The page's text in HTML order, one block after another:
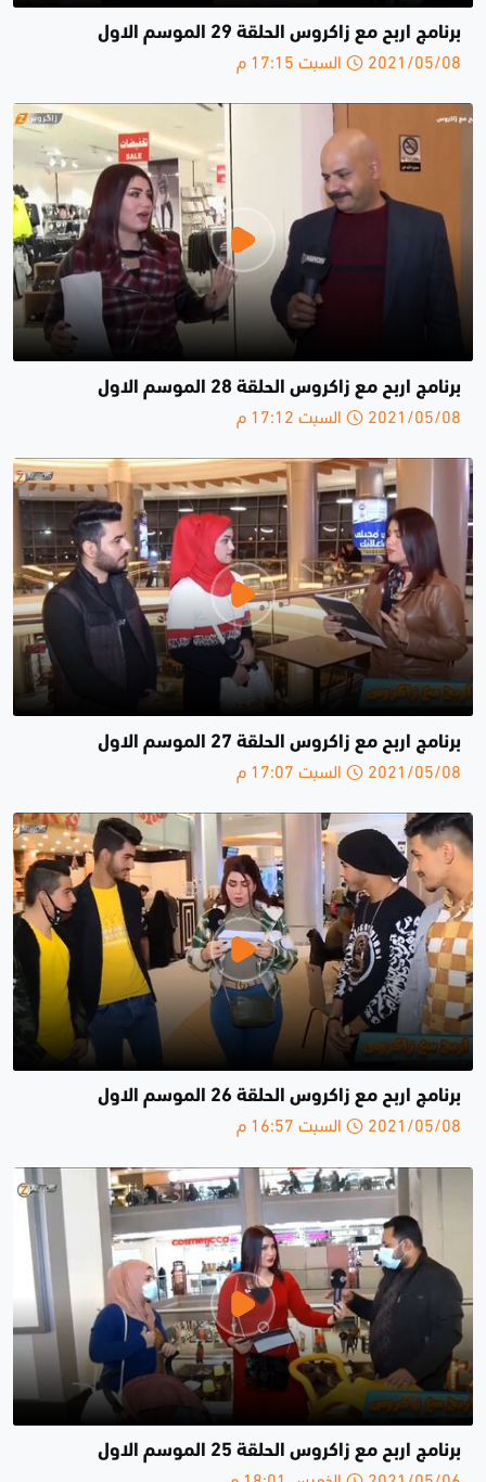
برنامج اربح مع زاكروس الحلقة 29 الموسم الاول
2021/05/08 السبت 17:15 م
برنامج اربح مع زاكروس الحلقة 28 الموسم الاول
2021/05/08 السبت 17:12 م
برنامج اربح مع زاكروس الحلقة 27 الموسم الاول
2021/05/08 السبت 17:07 م
برنامج اربح مع زاكروس الحلقة 26 الموسم الاول
2021/05/08 السبت 16:57 م
برنامج اربح مع زاكروس الحلقة 25 الموسم الاول